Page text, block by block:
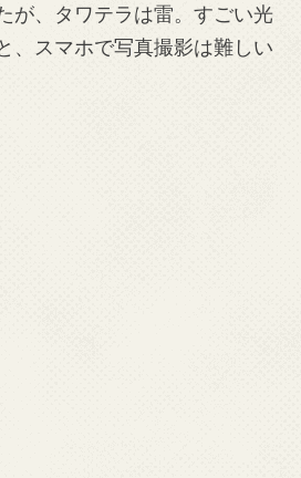
が、タワテラは雷。すごい光
、スマホで写真撮影は難しい